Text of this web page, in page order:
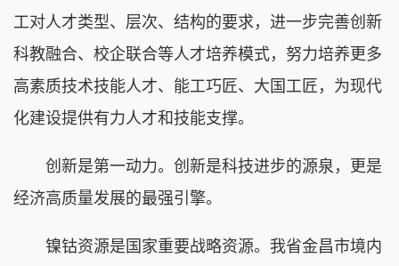
工对人才类型、层次、结构的要求，进一步完善创新
科教融合、校企联合等人才培养模式，努力培养更多
高素质技术技能人才、能工巧匠、大国工匠，为现代
化建设提供有力人才和技能支撑。
创新是第一动力。创新是科技进步的源泉，更是
经济高质量发展的最强引擎。
镍钴资源是国家重要战略资源。我省金昌市境内